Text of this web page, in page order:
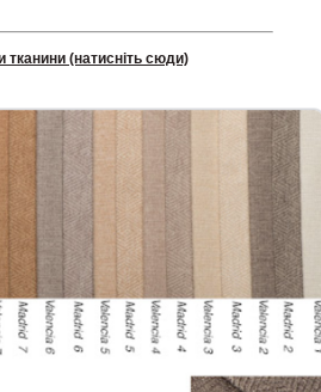
тканини (натисніть сюди)
створений